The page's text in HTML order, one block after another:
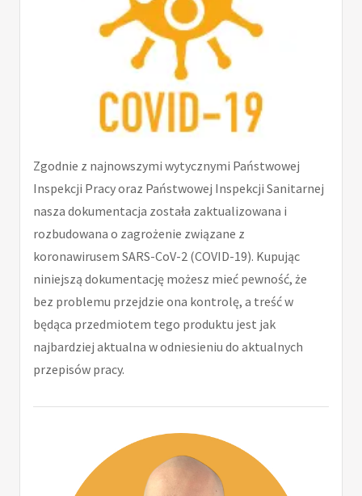
Zgodnie z najnowszymi wytycznymi Państwowej
Inspekcji Pracy oraz Państwowej Inspekcji Sanitarnej
nasza dokumentacja została zaktualizowana i
rozbudowana o zagrożenie związane z
koronawirusem SARS-CoV-2 (COVID-19). Kupując
niniejszą dokumentację możesz mieć pewność, że
bez problemu przejdzie ona kontrolę, a treść w
będąca przedmiotem tego produktu jest jak
najbardziej aktualna w odniesieniu do aktualnych
przepisów pracy.